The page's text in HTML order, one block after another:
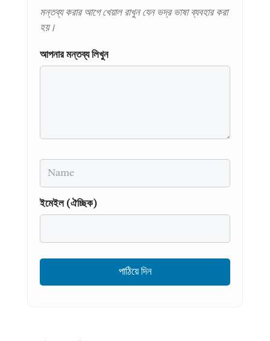
মন্তব্য করার আগে খেয়াল রাখুন যেন ভদ্র ভাষা ব্যবহার করা
হয়।
আপনার মন্তব্য লিখুন
ইমেইল (ঐচ্ছিক)